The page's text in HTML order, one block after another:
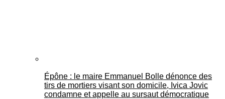
Épône : le maire Emmanuel Bolle dénonce des
tirs de mortiers visant son domicile, Ivica Jovic
condamne et appelle au sursaut démocratique